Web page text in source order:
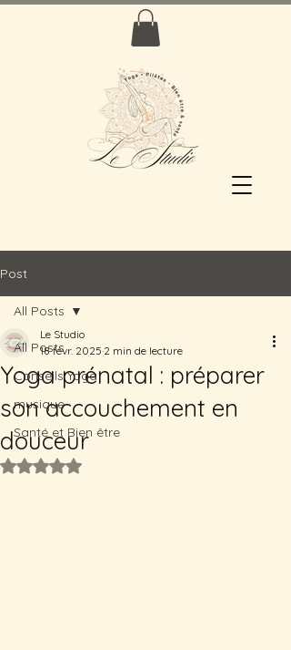
Post
All Posts
Conseils Yoga
musique
Santé et Bien être
All Posts
Yoga prénatal : préparer
son accouchement en
douceur
Le Studio
18 févr. 2025 2 min de lecture
Noté NaN étoiles sur 5.